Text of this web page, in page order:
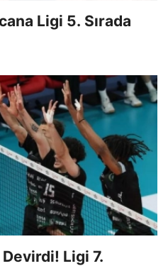
Ligi 5. Sırada
Ligi 7.